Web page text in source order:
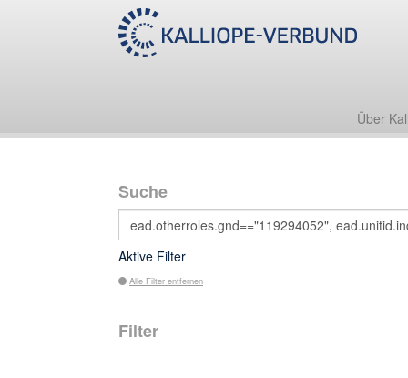
Über
Suche
Aktive Filter
Alle Filter entfernen
Filter